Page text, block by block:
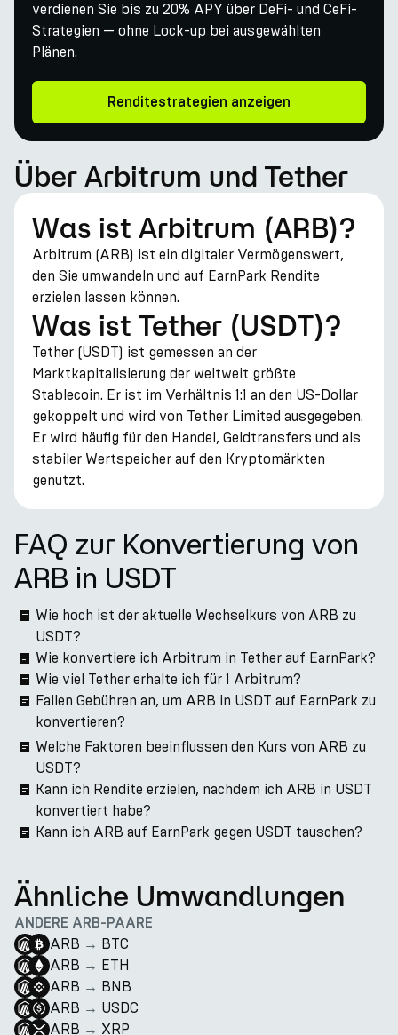
verdienen Sie bis zu 20% APY über DeFi- und CeFi-
Strategien — ohne Lock-up bei ausgewählten
Plänen.
Renditestrategien anzeigen
Über Arbitrum und Tether
Was ist Arbitrum (ARB)?
Arbitrum (ARB) ist ein digitaler Vermögenswert,
den Sie umwandeln und auf EarnPark Rendite
erzielen lassen können.
Was ist Tether (USDT)?
Tether (USDT) ist gemessen an der
Marktkapitalisierung der weltweit größte
Stablecoin. Er ist im Verhältnis 1:1 an den US-Dollar
gekoppelt und wird von Tether Limited ausgegeben.
Er wird häufig für den Handel, Geldtransfers und als
stabiler Wertspeicher auf den Kryptomärkten
genutzt.
FAQ zur Konvertierung von
ARB in USDT
Wie hoch ist der aktuelle Wechselkurs von ARB zu
USDT?
Wie konvertiere ich Arbitrum in Tether auf EarnPark?
Wie viel Tether erhalte ich für 1 Arbitrum?
Fallen Gebühren an, um ARB in USDT auf EarnPark zu
konvertieren?
Welche Faktoren beeinflussen den Kurs von ARB zu
USDT?
Kann ich Rendite erzielen, nachdem ich ARB in USDT
konvertiert habe?
Kann ich ARB auf EarnPark gegen USDT tauschen?
Ähnliche Umwandlungen
ANDERE ARB-PAARE
ARB → BTC
ARB → ETH
ARB → BNB
ARB → USDC
ARB → XRP